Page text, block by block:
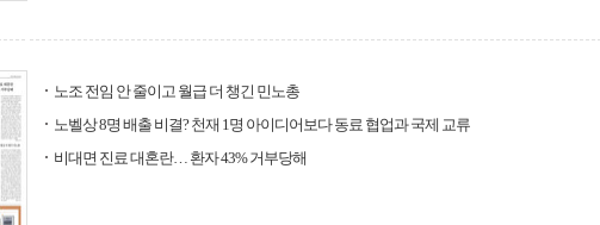
노조 전임 안 줄이고 월급 더 챙긴 민노총
노벨상 8명 배출 비결? 천재 1명 아이디어보다 동료 협업과 국제 교류
비대면 진료 대혼란… 환자 43% 거부당해